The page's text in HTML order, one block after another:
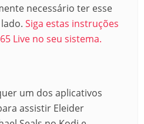
necessário ter esse
Siga estas instruções
Live no seu sistema.
um dos aplicativos
assistir Eleider